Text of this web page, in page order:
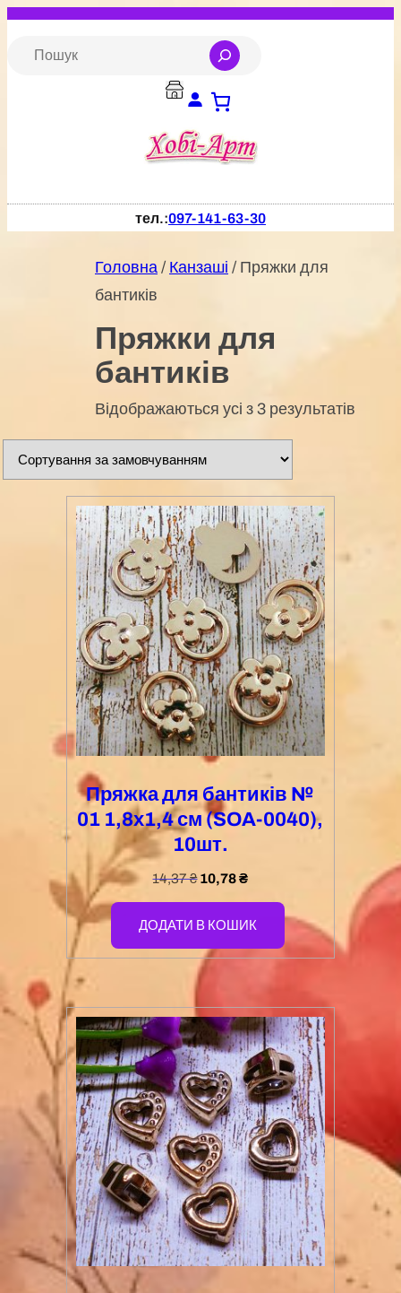
Перейти
тел.:097-141-63-30
Головна / Канзаші / Пряжки для
бантиків
Пряжки для
бантиків
Відображаються усі з 3 результатів
Пряжка для бантиків №
01 1,8х1,4 см (SOA-0040),
10шт.
14,37₴ 10,78₴
ДОДАТИ В КОШИК